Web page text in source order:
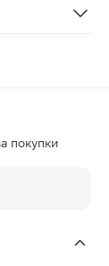
покупки